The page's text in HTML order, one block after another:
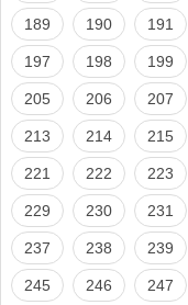
189 190 191
197 198 199
205 206 207
213 214 215
221 222 223
229 230 231
237 238 239
245 246 247